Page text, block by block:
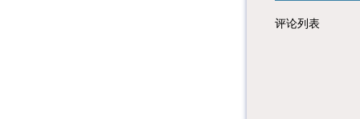
评论列表